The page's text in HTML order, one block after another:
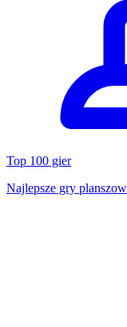
Top 100 gier
Najlepsze gry